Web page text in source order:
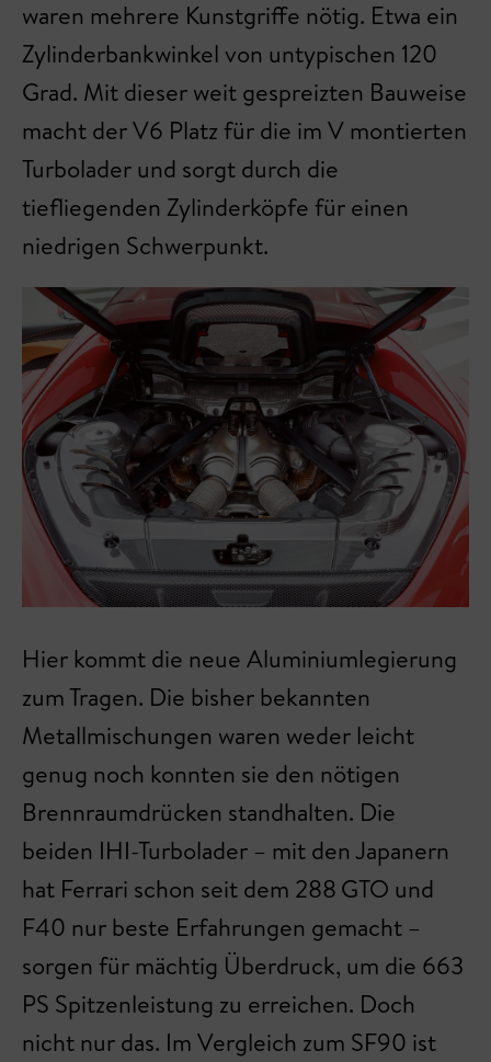
waren mehrere Kunstgriffe nötig. Etwa ein
Zylinderbankwinkel von untypischen 120
Grad. Mit dieser weit gespreizten Bauweise
macht der V6 Platz für die im V montierten
Turbolader und sorgt durch die
tiefliegenden Zylinderköpfe für einen
niedrigen Schwerpunkt.
Hier kommt die neue Aluminiumlegierung
zum Tragen. Die bisher bekannten
Metallmischungen waren weder leicht
genug noch konnten sie den nötigen
Brennraumdrücken standhalten. Die
beiden IHI-Turbolader – mit den Japanern
hat Ferrari schon seit dem 288 GTO und
F40 nur beste Erfahrungen gemacht –
sorgen für mächtig Überdruck, um die 663
PS Spitzenleistung zu erreichen. Doch
nicht nur das. Im Vergleich zum SF90 ist